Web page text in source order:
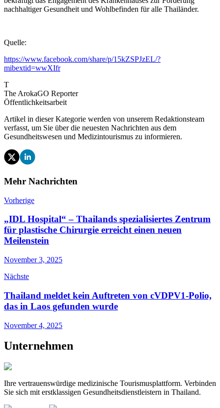
nachhaltiger Gesundheit und Wohlbefinden für alle Thailänder.
Quelle:
https://www.facebook.com/share/p/15kZSPJzEL/?
mibextid=wwXIfr
T
The ArokaGO Reporter
Öffentlichkeitsarbeit
Artikel in dieser Kategorie werden von unserem Redaktionsteam
verfasst, um Sie über die neuesten Nachrichten aus dem
Gesundheitswesen und Medizintourismus zu informieren.
Mehr Nachrichten
Vorherige
„IDL Hospital“ – Thailands spezialisiertes Zentrum
für plastische Chirurgie erreicht einen neuen
Meilenstein
November 3, 2025
Nächste
Thailand meldet kein Auftreten von cVDPV1-Polio,
das in Laos gefunden wurde
November 4, 2025
Unternehmen
Ihre vertrauenswürdige medizinische Tourismusplattform. Verbinden
Sie sich mit erstklassigen Gesundheitsdienstleistern in Thailand.